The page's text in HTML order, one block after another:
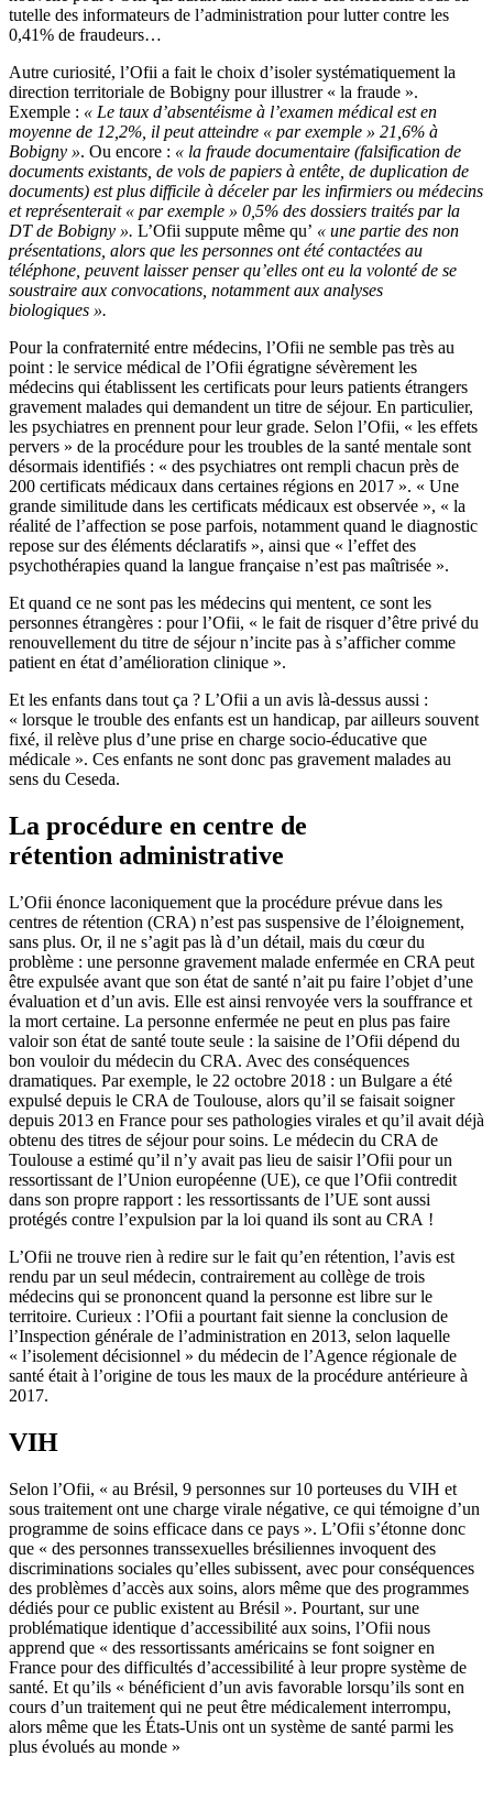
tutelle des informateurs de l’administration pour lutter contre les
0,41% de fraudeurs…
Autre curiosité, l’Ofii a fait le choix d’isoler systématiquement la
direction territoriale de Bobigny pour illustrer « la fraude ».
Exemple : « Le taux d’absentéisme à l’examen médical est en
moyenne de 12,2%, il peut atteindre « par exemple » 21,6% à
Bobigny ». Ou encore : « la fraude documentaire (falsification de
documents existants, de vols de papiers à entête, de duplication de
documents) est plus difficile à déceler par les infirmiers ou médecins
et représenterait « par exemple » 0,5% des dossiers traités par la
DT de Bobigny ». L’Ofii suppute même qu’ « une partie des non
présentations, alors que les personnes ont été contactées au
téléphone, peuvent laisser penser qu’elles ont eu la volonté de se
soustraire aux convocations, notamment aux analyses
biologiques ».
Pour la confraternité entre médecins, l’Ofii ne semble pas très au
point : le service médical de l’Ofii égratigne sévèrement les
médecins qui établissent les certificats pour leurs patients étrangers
gravement malades qui demandent un titre de séjour. En particulier,
les psychiatres en prennent pour leur grade. Selon l’Ofii, « les effets
pervers » de la procédure pour les troubles de la santé mentale sont
désormais identifiés : « des psychiatres ont rempli chacun près de
200 certificats médicaux dans certaines régions en 2017 ». « Une
grande similitude dans les certificats médicaux est observée », « la
réalité de l’affection se pose parfois, notamment quand le diagnostic
repose sur des éléments déclaratifs », ainsi que « l’effet des
psychothérapies quand la langue française n’est pas maîtrisée ».
Et quand ce ne sont pas les médecins qui mentent, ce sont les
personnes étrangères : pour l’Ofii, « le fait de risquer d’être privé du
renouvellement du titre de séjour n’incite pas à s’afficher comme
patient en état d’amélioration clinique ».
Et les enfants dans tout ça ? L’Ofii a un avis là-dessus aussi :
« lorsque le trouble des enfants est un handicap, par ailleurs souvent
fixé, il relève plus d’une prise en charge socio-éducative que
médicale ». Ces enfants ne sont donc pas gravement malades au
sens du Ceseda.
La procédure en centre de
rétention administrative
L’Ofii énonce laconiquement que la procédure prévue dans les
centres de rétention (CRA) n’est pas suspensive de l’éloignement,
sans plus. Or, il ne s’agit pas là d’un détail, mais du cœur du
problème : une personne gravement malade enfermée en CRA peut
être expulsée avant que son état de santé n’ait pu faire l’objet d’une
évaluation et d’un avis. Elle est ainsi renvoyée vers la souffrance et
la mort certaine. La personne enfermée ne peut en plus pas faire
valoir son état de santé toute seule : la saisine de l’Ofii dépend du
bon vouloir du médecin du CRA. Avec des conséquences
dramatiques. Par exemple, le 22 octobre 2018 : un Bulgare a été
expulsé depuis le CRA de Toulouse, alors qu’il se faisait soigner
depuis 2013 en France pour ses pathologies virales et qu’il avait déjà
obtenu des titres de séjour pour soins. Le médecin du CRA de
Toulouse a estimé qu’il n’y avait pas lieu de saisir l’Ofii pour un
ressortissant de l’Union européenne (UE), ce que l’Ofii contredit
dans son propre rapport : les ressortissants de l’UE sont aussi
protégés contre l’expulsion par la loi quand ils sont au CRA !
L’Ofii ne trouve rien à redire sur le fait qu’en rétention, l’avis est
rendu par un seul médecin, contrairement au collège de trois
médecins qui se prononcent quand la personne est libre sur le
territoire. Curieux : l’Ofii a pourtant fait sienne la conclusion de
l’Inspection générale de l’administration en 2013, selon laquelle
« l’isolement décisionnel » du médecin de l’Agence régionale de
santé était à l’origine de tous les maux de la procédure antérieure à
2017.
VIH
Selon l’Ofii, « au Brésil, 9 personnes sur 10 porteuses du VIH et
sous traitement ont une charge virale négative, ce qui témoigne d’un
programme de soins efficace dans ce pays ». L’Ofii s’étonne donc
que « des personnes transsexuelles brésiliennes invoquent des
discriminations sociales qu’elles subissent, avec pour conséquences
des problèmes d’accès aux soins, alors même que des programmes
dédiés pour ce public existent au Brésil ». Pourtant, sur une
problématique identique d’accessibilité aux soins, l’Ofii nous
apprend que « des ressortissants américains se font soigner en
France pour des difficultés d’accessibilité à leur propre système de
santé. Et qu’ils « bénéficient d’un avis favorable lorsqu’ils sont en
cours d’un traitement qui ne peut être médicalement interrompu,
alors même que les États-Unis ont un système de santé parmi les
plus évolués au monde »